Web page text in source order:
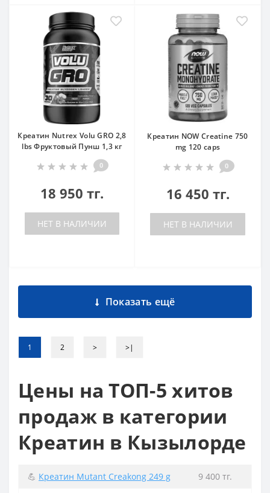
Креатин Nutrex Volu GRO 2,8
lbs Фруктовый Пунш 1,3 кг
0
18 950 тг.
НЕТ В НАЛИЧИИ
Креатин NOW Creatine 750
mg 120 caps
0
16 450 тг.
НЕТ В НАЛИЧИИ
Показать ещё
1 2 > >|
Цены на ТОП-5 хитов
продаж в категории
Креатин в Кызылорде
💪 Креатин Mutant Creakong 249 g 9 400 тг.